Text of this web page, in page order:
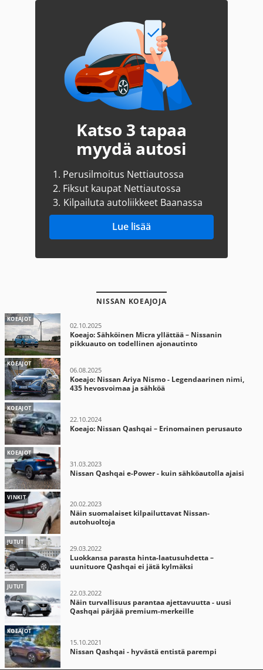
Katso 3 tapaa
myydä autosi
1. Perusilmoitus Nettiautossa
2. Fiksut kaupat Nettiautossa
3. Kilpailuta autoliikkeet Baanassa
Lue lisää
NISSAN KOEAJOJA
KOEAJOT
02.10.2025
Koeajo: Sähköinen Micra yllättää – Nissanin
pikkuauto on todellinen ajonautinto
KOEAJOT
06.08.2025
Koeajo: Nissan Ariya Nismo - Legendaarinen nimi,
435 hevosvoimaa ja sähköä
KOEAJOT
22.10.2024
Koeajo: Nissan Qashqai – Erinomainen perusauto
KOEAJOT
31.03.2023
Nissan Qashqai e-Power - kuin sähköautolla ajaisi
VINKIT
20.02.2023
Näin suomalaiset kilpailuttavat Nissan-
autohuoltoja
JUTUT
29.03.2022
Luokkansa parasta hinta-laatusuhdetta –
uunituore Qashqai ei jätä kylmäksi
JUTUT
22.03.2022
Näin turvallisuus parantaa ajettavuutta - uusi
Qashqai pärjää premium-merkeille
KOEAJOT
15.10.2021
Nissan Qashqai - hyvästä entistä parempi